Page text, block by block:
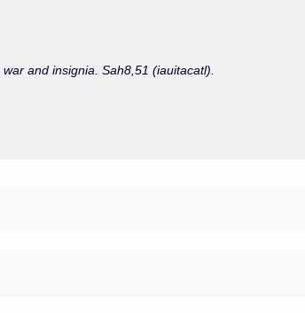
and insignia. Sah8,51 (iauitacatl).